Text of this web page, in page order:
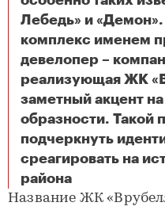
Лебедь» и
комплекс именем
девелопер –
реализующая ЖК
заметный акцент
образности. Такой
подчеркнуть
среагировать на
района
Подчеркивая
Название ЖК